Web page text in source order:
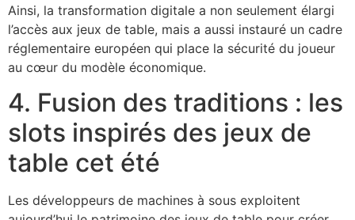
Ainsi, la transformation digitale a non seulement élargi
l’accès aux jeux de table, mais a aussi instauré un cadre
réglementaire européen qui place la sécurité du joueur
au cœur du modèle économique.
4. Fusion des traditions : les
slots inspirés des jeux de
table cet été
Les développeurs de machines à sous exploitent